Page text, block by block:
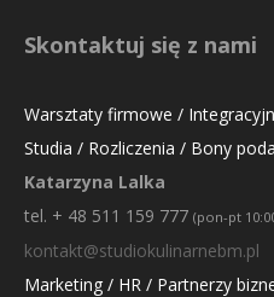
Skontaktuj się z nami
Warsztaty firmowe /
Studia / Rozliczenia / Bony
Katarzyna Lalka
tel. + 48 511 159 777 (pon-pt
kontakt@studiokulinarnebm.pl
Marketing / HR / Partnerzy